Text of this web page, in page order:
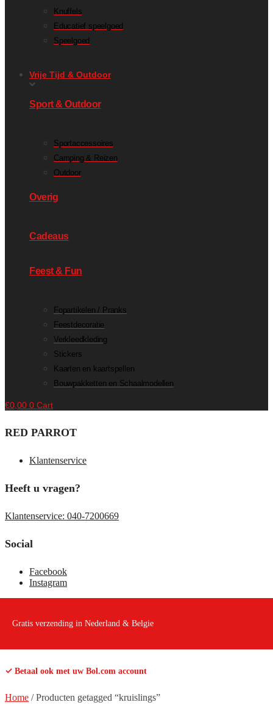
Knuffels
Educatief speelgoed
Speelgoed
Vrije Tijd & Outdoor
Sport & Outdoor
Sportaccessoires
Camping & Reizen
Outdoor
Overig
Cadeaus
Feest & Fun
Fopartikelen / Pranks
Feestdecoratie
Verkleedkleding
Stickers
Kaarten en kaartspellen
Bouwpakketten en Schaalmodellen
€0,00 0 Cart
RED PARROT
Klantenservice
Heeft u vragen?
Klantenservice: 040-7200669
Social
Facebook
Instagram
Gratis verzending in Nederland & Belgie
✓ Betaal ook met uw Bol.com account
Home /Producten getagged “kruislings”